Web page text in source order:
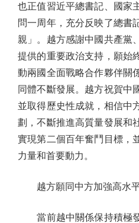
也正值習近平總書記、國家
問一周年，充分反映了總書
親」。越方感謝中國共產黨
提供的重要政治支持，願始
動兩國全面戰略合作夥伴關
同體不斷發展。越方祝賀中
並取得歷史性成就，相信中
劃，不斷推進高質量發展和
實現第二個百年奮鬥目標，
力量和首要動力。
越方願同中方加強高水
當前越中關係保持積極發